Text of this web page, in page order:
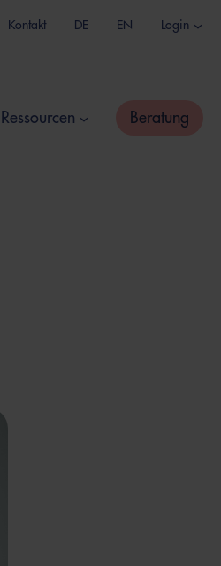
Ressourcen Beratung
Kontakt DE EN Login